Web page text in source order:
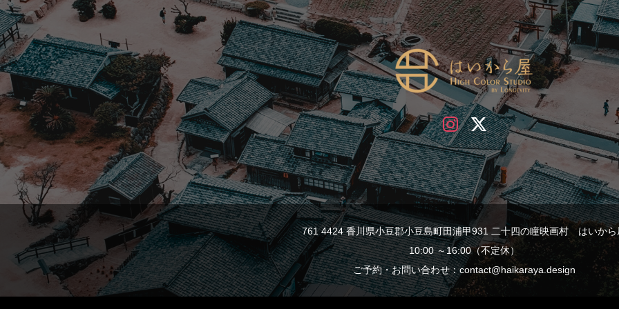
761 4424 香川県小豆郡小豆島町田浦甲931 二十四の瞳映画村 はいから
10:00 ～16:00（不定休）
ご予約・お問い合わせ：contact@haikaraya.design